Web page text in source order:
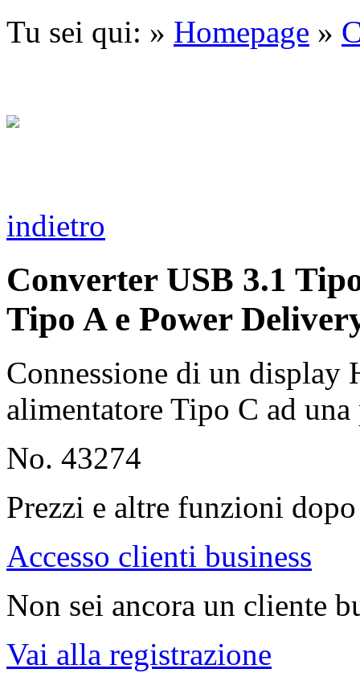
Tu sei qui: » Homepage »
indietro
Converter USB 3.1
Tipo A e Power
Connessione di un
alimentatore Tipo C ad
No. 43274
Prezzi e altre funzioni
Accesso clienti business
Non sei ancora un cliente
Vai alla registrazione